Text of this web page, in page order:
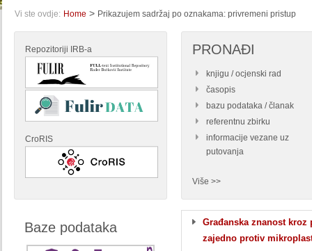
Vi ste ovdje: Home > Prikazujem sadržaj po oznakama: privremeni pristup
Repozitoriji IRB-a
CroRIS
PRONAĐI
knjigu / ocjenski rad
časopis
bazu podataka / članak
referentnu zbirku
informacije vezane uz
putovanja
Više >>
Baze podataka
Građanska znanost kroz
zajedno protiv